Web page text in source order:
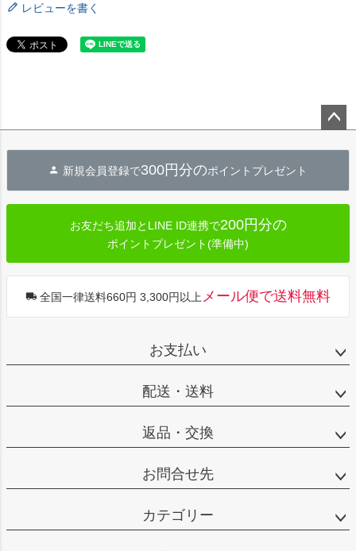
レビューを書く
へ
新規会員登録で300円分のポイントプレゼント
お友だち追加とLINE ID連携で200円分の
ポイントプレゼント(準備中)
全国一律送料660円 3,300円以上 メール便で送料無料
お支払い
配送・送料
返品・交換
お問合せ先
カテゴリー